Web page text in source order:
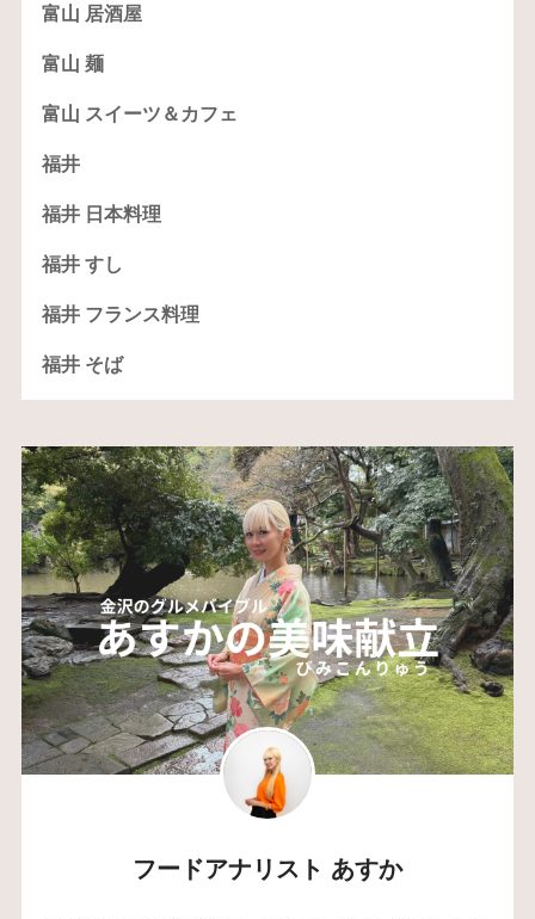
富山 居酒屋
富山 麺
富山 スイーツ＆カフェ
福井
福井 日本料理
福井 すし
福井 フランス料理
福井 そば
フードアナリスト あすか